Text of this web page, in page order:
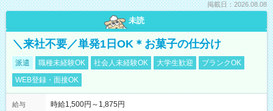
掲載日：2026.08.08
未読
＼来社不要／単発1日OK＊お菓子の仕分け
派遣 職種未経験OK 社会人未経験OK 大学生歓迎
ブランクOK
WEB登録・面接OK
給与 時給1,500円～1,875円